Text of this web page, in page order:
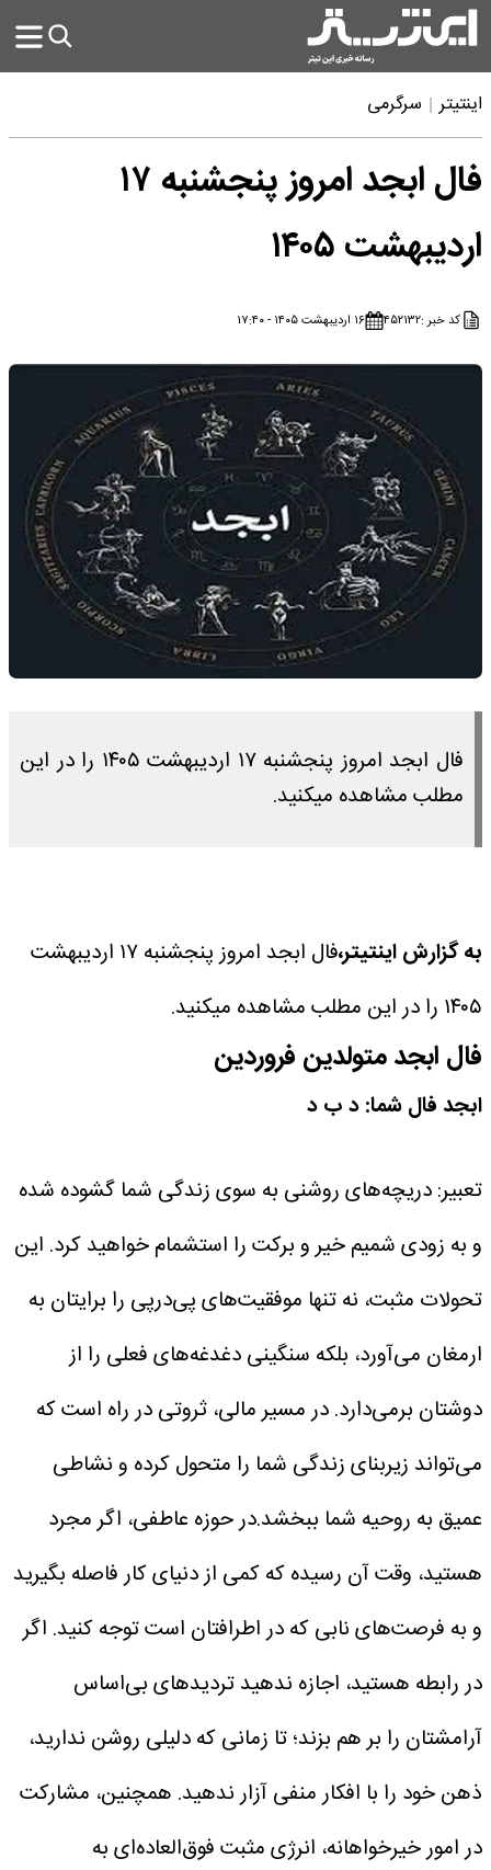
اینتیتر سرگرمی
فال ابجد امروز پنجشنبه ۱۷
اردیبهشت ۱۴۰۵
کد خبر :۴۵۲۱۳۲ ۱۶ اردیبهشت ۱۴۰۵ - ۱۷:۴۰
فال ابجد امروز پنجشنبه ۱۷ اردیبهشت ۱۴۰۵ را در این
مطلب مشاهده میکنید.
به گزارش اینتیتر،‌
فال ابجد امروز پنجشنبه ۱۷ اردیبهشت
۱۴۰۵ را در این مطلب مشاهده میکنید.
فال ابجد متولدین فروردین
ابجد فال شما: د ب د
تعبیر: دریچه‌های روشنی به سوی زندگی شما گشوده شده
و به زودی شمیم خیر و برکت را استشمام خواهید کرد. این
تحولات مثبت، نه تنها موفقیت‌های پی‌درپی را برایتان به
ارمغان می‌آورد، بلکه سنگینی دغدغه‌های فعلی را از
دوشتان برمی‌دارد. در مسیر مالی، ثروتی در راه است که
می‌تواند زیربنای زندگی شما را متحول کرده و نشاطی
عمیق به روحیه شما ببخشد.در حوزه عاطفی، اگر مجرد
هستید، وقت آن رسیده که کمی از دنیای کار فاصله بگیرید
و به فرصت‌های نابی که در اطرافتان است توجه کنید. اگر
در رابطه هستید، اجازه ندهید تردیدهای بی‌اساس
آرامشتان را بر هم بزند؛ تا زمانی که دلیلی روشن ندارید،
ذهن خود را با افکار منفی آزار ندهید. همچنین، مشارکت
در امور خیرخواهانه، انرژی مثبت فوق‌العاده‌ای به